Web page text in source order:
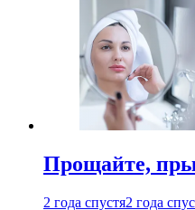
Прощайте,
2 года спустя2 года